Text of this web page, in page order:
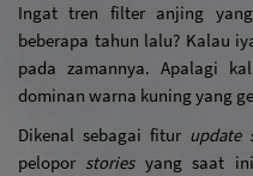
Ingat tren filter anjing
beberapa tahun lalu? Kalau
pada zamannya. Apalagi
dominan warna kuning yang
Dikenal sebagai fitur update
pelopor stories yang saat